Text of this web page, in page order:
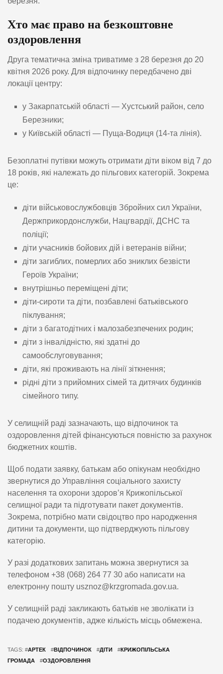
Хто має право на безкоштовне
оздоровлення
Друга тематична зміна триватиме з 28 березня до 20
квітня 2026 року. Для відпочинку передбачено дві
локації центру:
у Закарпатській області — Хустський район, село
Березники;
у Київській області — Пуща-Водиця (14-та лінія).
Безоплатні путівки можуть отримати діти віком від 7 до
18 років, які належать до пільгових категорій. Зокрема
це:
діти військовослужбовців Збройних сил України,
Держприкордонслужби, Нацгвардії, ДСНС та
поліції;
діти учасників бойових дій і ветеранів війни;
діти загиблих, померлих або зниклих безвісти
Героїв України;
внутрішньо переміщені діти;
діти-сироти та діти, позбавлені батьківського
піклування;
діти з багатодітних і малозабезпечених родин;
діти з інвалідністю, які здатні до
самообслуговування;
діти, які проживають на лінії зіткнення;
рідні діти з прийомних сімей та дитячих будинків
сімейного типу.
У селищній раді зазначають, що відпочинок та
оздоровлення дітей фінансуються повністю за рахунок
бюджетних коштів.
Щоб подати заявку, батькам або опікунам необхідно
звернутися до Управління соціального захисту
населення та охорони здоров’я Крижопільської
селищної ради та підготувати пакет документів.
Зокрема, потрібно мати свідоцтво про народження
дитини та документи, що підтверджують пільгову
категорію.
У разі додаткових запитань можна звернутися за
телефоном +38 (068) 264 77 30 або написати на
електронну пошту usznoz@krzgromada.gov.ua.
У селищній раді закликають батьків не зволікати із
подачею документів, адже кількість місць обмежена.
TAGS: #АРТЕК #ВІДПОЧИНОК #ДІТИ #КРИЖОПІЛЬСЬКА
ГРОМАДА
#ОЗДОРОВЛЕННЯ